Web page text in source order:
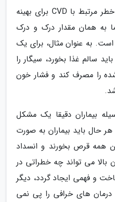
شناسایی و مدیریت عوامل خطر مرتبط با CVD برای بهینه
به همان مقدار درک و درک
است. به عنوان مثال، برای یک
سالم غذا بخورد، سیگار را
را مصرف کند و فشار خون
بیماران دقیقا یک مشکل
حال باید بیماران به صورت
همه قرص بخورند و انسداد
می تواند چه خطراتی در
و فهمی ایجاد گردد، دیگر
درمان های خرافی را پی نمی